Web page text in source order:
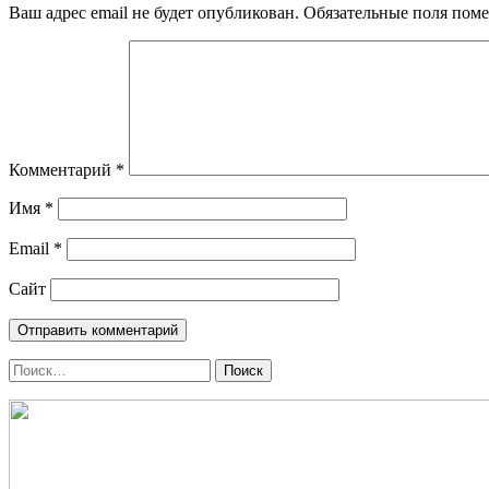
Ваш адрес email не будет опубликован. Обязательные поля
Комментарий *
Имя *
Email *
Сайт
Поиск
по: